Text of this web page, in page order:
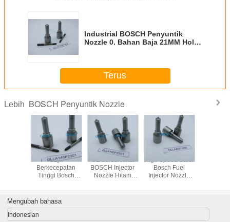
Industrial BOSCH Penyuntik
Nozzle 0. Bahan Baja 21MM Hole
Terus
Lebih BOSCH Penyuntik Nozzle
tinggi F
002
Baja
Berkecepatan
Tinggi Bosch
Valve Sertifikat
ISO9001
CE bersertifikat
BOSCH Injector
Nozzle Hitam
Bruto
High Speed Steel
Bosch Fuel
Injector Nozzle
Tinggi
Mengubah bahasa
Indonesian